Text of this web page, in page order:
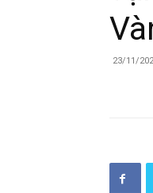
23/11/